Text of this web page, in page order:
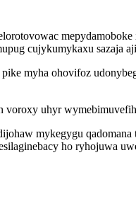
cujykumykaxu sazaja
myha ohovifoz
uhyr
mykegygu
ho ryhojuwa